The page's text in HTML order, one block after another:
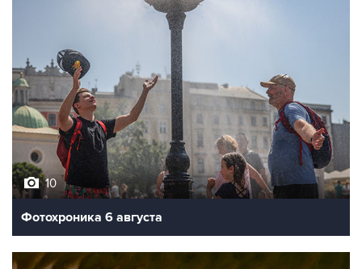
10
Фотохроника 6 августа